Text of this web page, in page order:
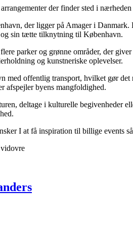
der finder sted i
der ligger på Amager i
sin tætte tilknytning til København.
parker og grønne områder, der
og kunstneriske oplevelser.
med offentlig transport, hvilket gør
afspejler byens mangfoldighed.
deltage i kulturelle
I at få inspiration til billige events